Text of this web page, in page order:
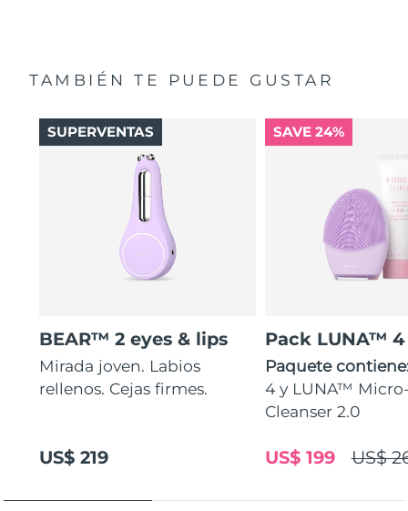
TAMBIÉN TE PUEDE GUSTAR
BEAR™ 2 eyes & lips
Mirada joven. Labios
rellenos. Cejas firmes.
US$ 219
SUPERVENTAS SAVE 24%
Pack LUNA™ 4
Paquete
4 y LUNA™
Cleanser 2.0
US$
US$ 199